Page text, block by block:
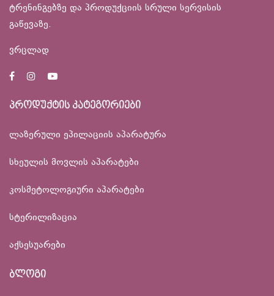
ტრენინგებზე და პროდუქციის სრული სერვისის
გაწევაზე.
ვრცლად
პროდუქტის კატეგორიები
ლაზერული ეპილაციის აპარატურა
სხეულის მოვლის აპარატები
კოსმეტოლოგიური აპარატები
სტერილიზაცია
აქსესუარები
ბლოგი